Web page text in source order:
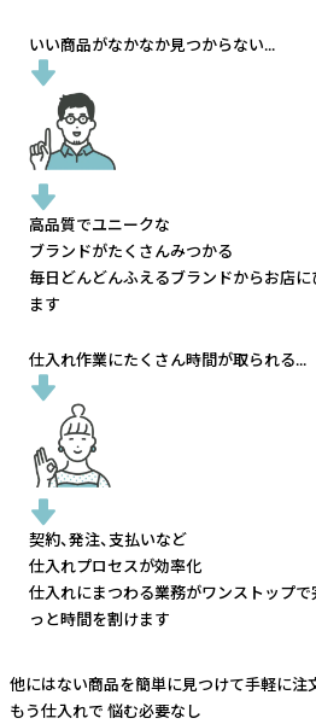
いい商品がなかなか見つからない...
高品質でユニークな
ブランドがたくさんみつかる
毎日どんどんふえるブランドからお店に
ます
仕入れ作業にたくさん時間が取られる...
契約、発注、支払いなど
仕入れプロセスが効率化
仕入れにまつわる業務がワンストップで
っと時間を割けます
他にはない商品を簡単に見つけて手軽に注
もう仕入れで 悩む必要なし